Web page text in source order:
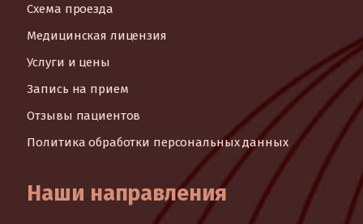
Схема проезда
Медицинская лицензия
Услуги и цены
Запись на прием
Отзывы пациентов
Политика обработки персональных данных
Наши направления